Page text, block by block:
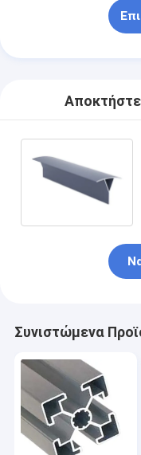
Αποκτήστε
Συνιστώμενα